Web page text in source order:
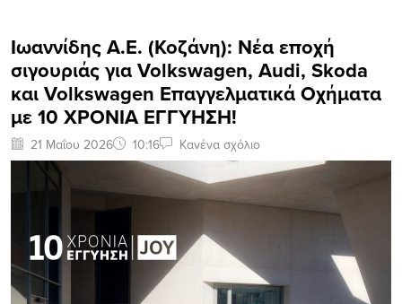
Ιωαννίδης Α.Ε. (Κοζάνη): Νέα εποχή
σιγουριάς για Volkswagen, Audi, Skoda
και Volkswagen Επαγγελματικά Οχήματα
με 10 ΧΡΟΝΙΑ ΕΓΓΥΗΣΗ!
21 Μαΐου 2026 10:16 Κανένα σχόλιο